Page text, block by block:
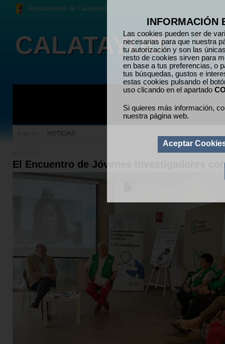
INFORMACIÓN
Las cookies pueden ser de
necesarias para que nuestra
tu autorización y son las
resto de cookies sirven para
en base a tus preferencias, o
tus búsquedas, gustos e
estas cookies pulsando el
uso clicando en el apartado
Si quieres más información,
nuestra página web.
Aceptar
El Encuentro de Jóvenes Investigadores
NOTICIAS
Ayuntamiento de Calatayud
CALATAYUD